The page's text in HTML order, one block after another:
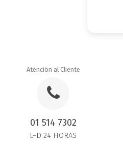
Atención al Cliente
01 514 7302
L–D 24 HORAS